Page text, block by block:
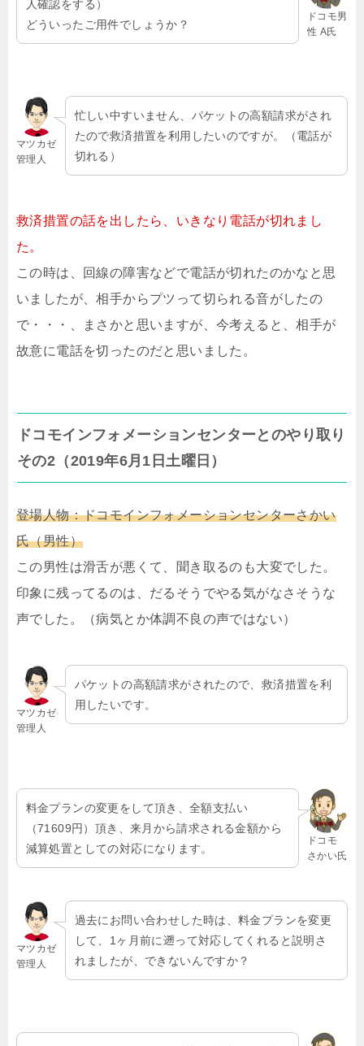
ドコモ男
性 A氏
人確認をする）
どういったご用件でしょうか？
マツカゼ
管理人
忙しい中すいません、パケットの高額請求がされ
たので救済措置を利用したいのですが。（電話が
切れる）
救済措置の話を出したら、いきなり電話が切れまし
た。
この時は、回線の障害などで電話が切れたのかなと思
いましたが、相手からプツって切られる音がしたの
で・・・、まさかと思いますが、今考えると、相手が
故意に電話を切ったのだと思いました。
ドコモインフォメーションセンターとのやり取り
その2（2019年6月1日土曜日）
登場人物：ドコモインフォメーションセンターさかい
氏（男性）
この男性は滑舌が悪くて、聞き取るのも大変でした。
印象に残ってるのは、だるそうでやる気がなさそうな
声でした。（病気とか体調不良の声ではない）
マツカゼ
管理人
パケットの高額請求がされたので、救済措置を利
用したいです。
ドコモ
さかい氏
料金プランの変更をして頂き、全額支払い
（71609円）頂き、来月から請求される金額から
減算処置としての対応になります。
マツカゼ
管理人
過去にお問い合わせした時は、料金プランを変更
して、1ヶ月前に遡って対応してくれると説明さ
れましたが、できないんですか？